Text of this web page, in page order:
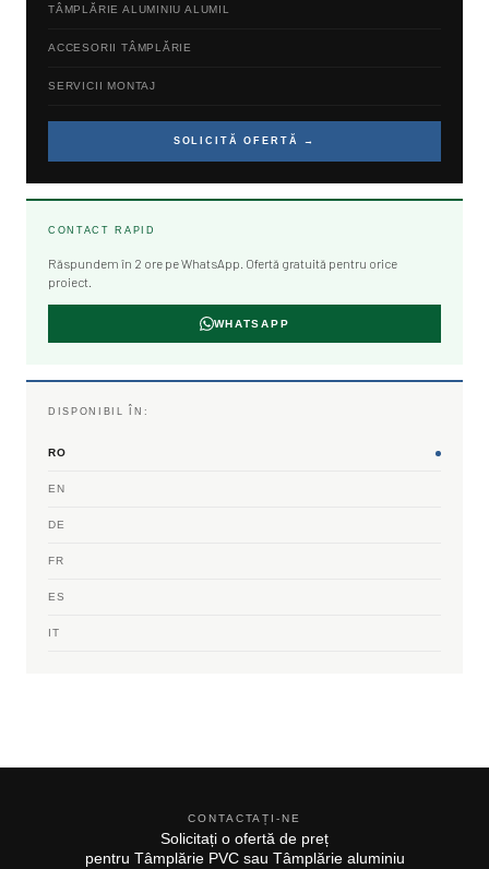
TÂMPLĂRIE ALUMINIU ALUMIL
ACCESORII TÂMPLĂRIE
SERVICII MONTAJ
SOLICITĂ OFERTĂ →
CONTACT RAPID
Răspundem în 2 ore pe WhatsApp. Ofertă gratuită pentru orice
proiect.
WHATSAPP
DISPONIBIL ÎN:
RO
EN
DE
FR
ES
IT
CONTACTAȚI-NE
Solicitați o ofertă de preț
pentru Tâmplărie PVC sau Tâmplărie aluminiu